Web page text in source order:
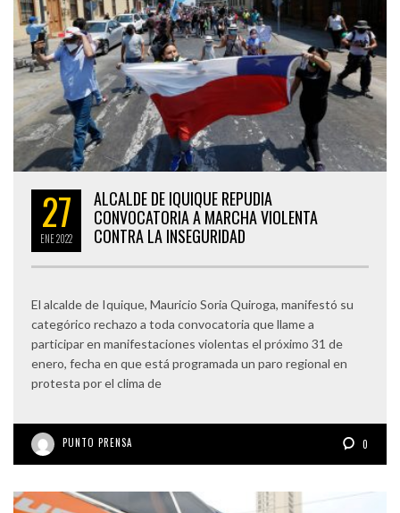
27
ENE2022
ALCALDE DE IQUIQUE REPUDIA
CONVOCATORIA A MARCHA VIOLENTA
CONTRA LA INSEGURIDAD
El alcalde de Iquique, Mauricio Soria Quiroga, manifestó su
categórico rechazo a toda convocatoria que llame a
participar en manifestaciones violentas el próximo 31 de
enero, fecha en que está programada un paro regional en
protesta por el clima de
PUNTO PRENSA 0